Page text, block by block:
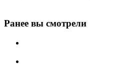
Ранее вы смотрели